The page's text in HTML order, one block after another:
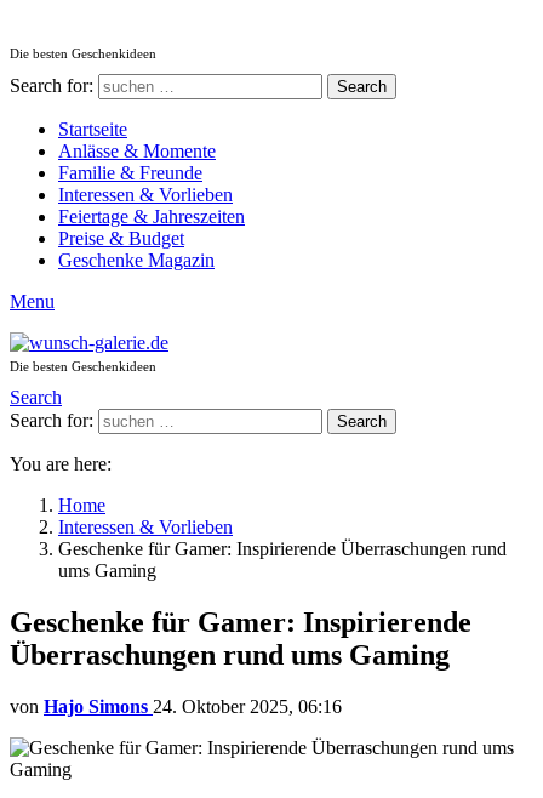
Die besten Geschenkideen
Search for: Search
Startseite
Anlässe & Momente
Familie & Freunde
Interessen & Vorlieben
Feiertage & Jahreszeiten
Preise & Budget
Geschenke Magazin
Menu
Die besten Geschenkideen
Search
Search for:
Search
You are here:
Home
Interessen & Vorlieben
Geschenke für Gamer: Inspirierende Überraschungen rund
ums Gaming
Geschenke für Gamer: Inspirierende
Überraschungen rund ums Gaming
von Hajo Simons 24. Oktober 2025, 06:16